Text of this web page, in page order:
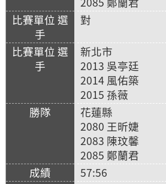
對
新北市
2013 吳亭廷
2014 風佑築
2015 孫薇
花蓮縣
2080 王昕婕
2083 陳玟馨
2085 鄭蘭君
57:56